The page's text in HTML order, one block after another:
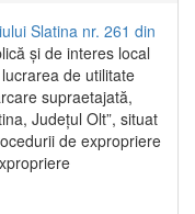
Slatina nr. 261 din
și de interes local
de utilitate
supraetajată,
Județul Olt”, situat
de expropriere